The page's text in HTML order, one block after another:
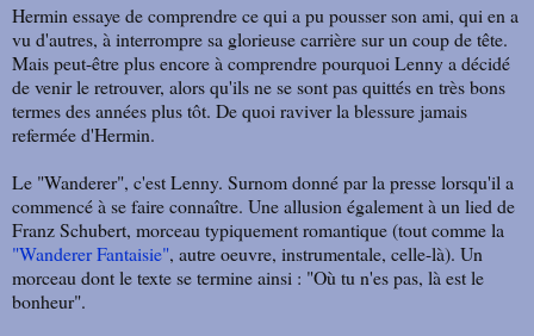
Hermin essaye de comprendre ce qui a pu pousser son ami, qui en a
vu d'autres, à interrompre sa glorieuse carrière sur un coup de tête.
Mais peut-être plus encore à comprendre pourquoi Lenny a décidé
de venir le retrouver, alors qu'ils ne se sont pas quittés en très bons
termes des années plus tôt. De quoi raviver la blessure jamais
refermée d'Hermin.
Le "Wanderer", c'est Lenny. Surnom donné par la presse lorsqu'il a
commencé à se faire connaître. Une allusion également à un lied de
Franz Schubert, morceau typiquement romantique (tout comme la
"Wanderer Fantaisie", autre oeuvre, instrumentale, celle-là). Un
morceau dont le texte se termine ainsi : "Où tu n'es pas, là est le
bonheur".